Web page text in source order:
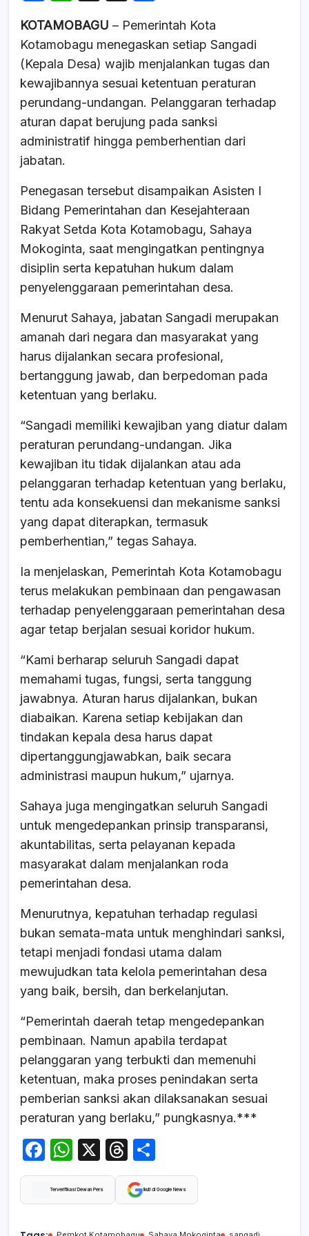
c
e
b
o
o
k
at
s
A
p
p
e
a
d
s
ar
e
KOTAMOBAGU – Pemerintah Kota
Kotamobagu menegaskan setiap Sangadi
(Kepala Desa) wajib menjalankan tugas dan
kewajibannya sesuai ketentuan peraturan
perundang-undangan. Pelanggaran terhadap
aturan dapat berujung pada sanksi
administratif hingga pemberhentian dari
jabatan.
Penegasan tersebut disampaikan Asisten I
Bidang Pemerintahan dan Kesejahteraan
Rakyat Setda Kota Kotamobagu, Sahaya
Mokoginta, saat mengingatkan pentingnya
disiplin serta kepatuhan hukum dalam
penyelenggaraan pemerintahan desa.
Menurut Sahaya, jabatan Sangadi merupakan
amanah dari negara dan masyarakat yang
harus dijalankan secara profesional,
bertanggung jawab, dan berpedoman pada
ketentuan yang berlaku.
“Sangadi memiliki kewajiban yang diatur dalam
peraturan perundang-undangan. Jika
kewajiban itu tidak dijalankan atau ada
pelanggaran terhadap ketentuan yang berlaku,
tentu ada konsekuensi dan mekanisme sanksi
yang dapat diterapkan, termasuk
pemberhentian,” tegas Sahaya.
Ia menjelaskan, Pemerintah Kota Kotamobagu
terus melakukan pembinaan dan pengawasan
terhadap penyelenggaraan pemerintahan desa
agar tetap berjalan sesuai koridor hukum.
“Kami berharap seluruh Sangadi dapat
memahami tugas, fungsi, serta tanggung
jawabnya. Aturan harus dijalankan, bukan
diabaikan. Karena setiap kebijakan dan
tindakan kepala desa harus dapat
dipertanggungjawabkan, baik secara
administrasi maupun hukum,” ujarnya.
Sahaya juga mengingatkan seluruh Sangadi
untuk mengedepankan prinsip transparansi,
akuntabilitas, serta pelayanan kepada
masyarakat dalam menjalankan roda
pemerintahan desa.
Menurutnya, kepatuhan terhadap regulasi
bukan semata-mata untuk menghindari sanksi,
tetapi menjadi fondasi utama dalam
mewujudkan tata kelola pemerintahan desa
yang baik, bersih, dan berkelanjutan.
“Pemerintah daerah tetap mengedepankan
pembinaan. Namun apabila terdapat
pelanggaran yang terbukti dan memenuhi
ketentuan, maka proses penindakan serta
pemberian sanksi akan dilaksanakan sesuai
peraturan yang berlaku,” pungkasnya.***
F
a
c
W
h
at
X
T
hr
e
h
ar
Terverifikasi Dewan Pers Ikuti di Google News